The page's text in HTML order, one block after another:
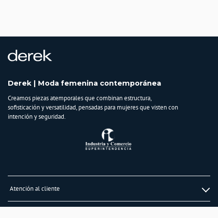
Derek | Moda femenina contemporánea
Creamos piezas atemporales que combinan estructura,
sofisticación y versatilidad, pensadas para mujeres que visten con
intención y seguridad.
Atención al cliente